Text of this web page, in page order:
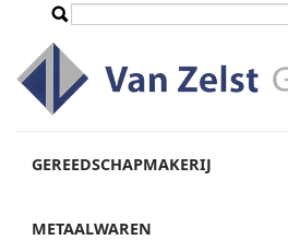
Overslaan en naar de inhoud gaan
Zoekveld
GEREEDSCHAPMAKERIJ
METAALWAREN